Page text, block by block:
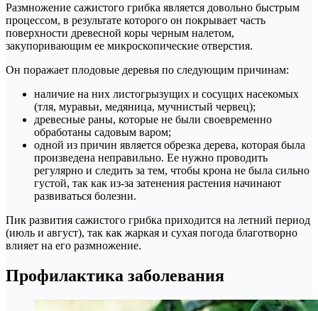
Размножение сажистого грибка является довольно быстрым
процессом, в результате которого он покрывает часть
поверхности древесной коры черным налетом,
закупоривающим ее микроскопические отверстия.
Он поражает плодовые деревья по следующим причинам:
наличие на них листогрызущих и сосущих насекомых
(тля, муравьи, медяница, мучнистый червец);
древесные раны, которые не были своевременно
обработаны садовым варом;
одной из причин является обрезка дерева, которая была
произведена неправильно. Ее нужно проводить
регулярно и следить за тем, чтобы крона не была сильно
густой, так как из-за затенения растения начинают
развиваться болезни.
Пик развития сажистого грибка приходится на летний период
(июль и август), так как жаркая и сухая погода благотворно
влияет на его размножение.
Профилактика заболевания